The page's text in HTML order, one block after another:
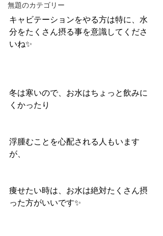
無題のカテゴリー
キャビテーションをやる方は特に、水
分をたくさん摂る事を意識してくださ
いね✨
冬は寒いので、お水はちょっと飲みに
くかったり
浮腫むことを心配される人もいます
が、
痩せたい時は、お水は絶対たくさん摂
った方がいいです✨